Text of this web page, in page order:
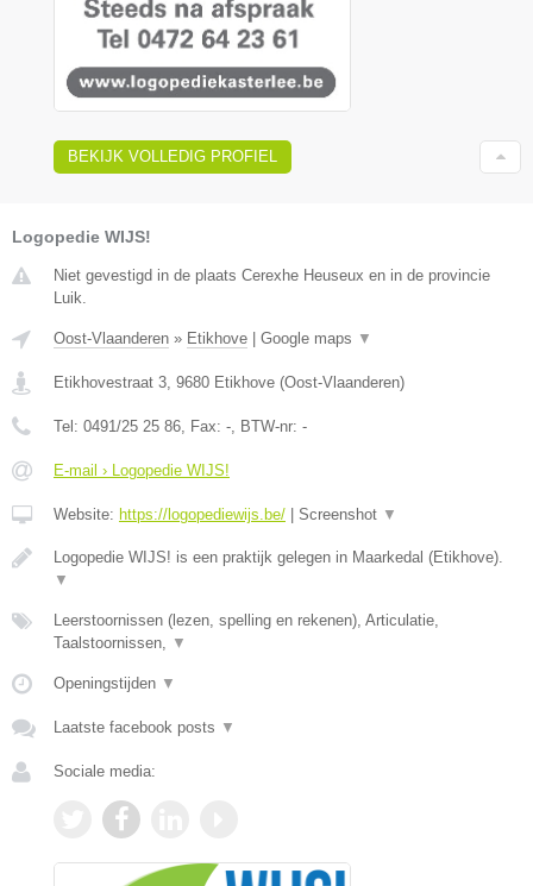
BEKIJK VOLLEDIG PROFIEL
Logopedie WIJS!
Niet gevestigd in de plaats Cerexhe Heuseux en in de provincie
Luik.
Oost-Vlaanderen » Etikhove Google maps ▼
Etikhovestraat 3, 9680 Etikhove (Oost-Vlaanderen)
Tel: 0491/25 25 86, Fax: -, BTW-nr: -
E-mail › Logopedie WIJS!
Website: https://logopediewijs.be/ Screenshot ▼
Logopedie WIJS! is een praktijk gelegen in Maarkedal (Etikhove).
▼
Leerstoornissen (lezen, spelling en rekenen), Articulatie,
Taalstoornissen, ▼
Openingstijden ▼
Laatste facebook posts ▼
Sociale media: